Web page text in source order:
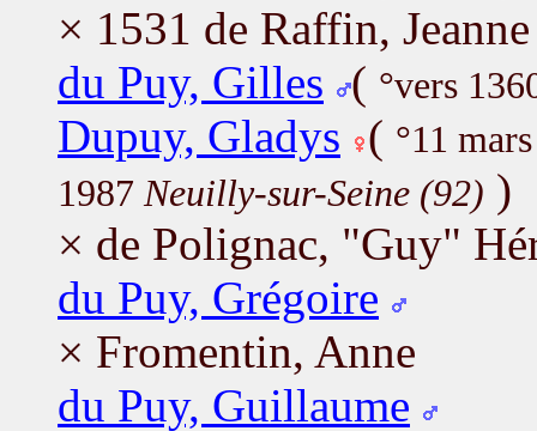
× 1531 de Raffin, Jeanne
du Puy, Gilles ( °vers
Dupuy, Gladys ( °11
1987 Neuilly-sur-Seine (92) )
× de Polignac, "Guy"
du Puy, Grégoire
× Fromentin, Anne
du Puy, Guillaume